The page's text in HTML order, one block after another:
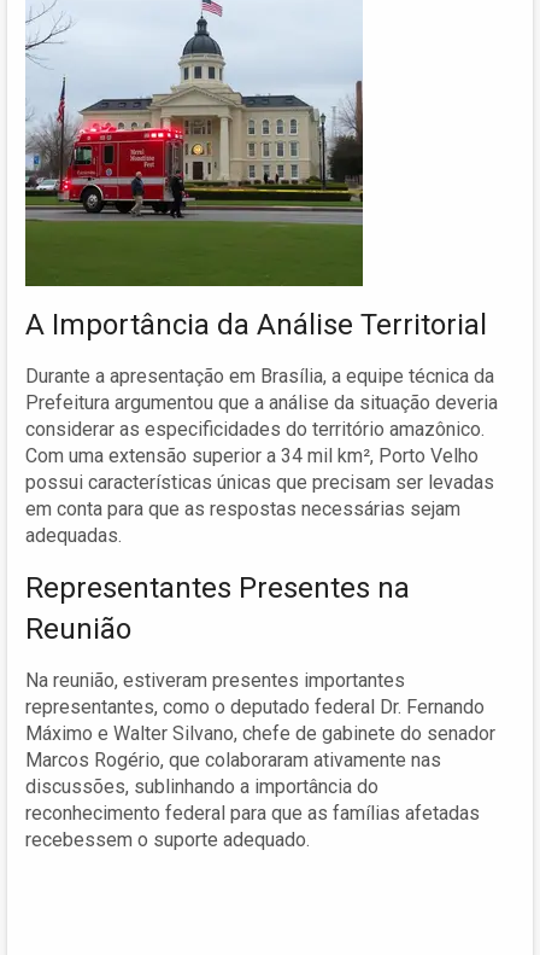
A Importância da Análise Territorial
Durante a apresentação em Brasília, a equipe técnica da
Prefeitura argumentou que a análise da situação deveria
considerar as especificidades do território amazônico.
Com uma extensão superior a 34 mil km², Porto Velho
possui características únicas que precisam ser levadas
em conta para que as respostas necessárias sejam
adequadas.
Representantes Presentes na
Reunião
Na reunião, estiveram presentes importantes
representantes, como o deputado federal Dr. Fernando
Máximo e Walter Silvano, chefe de gabinete do senador
Marcos Rogério, que colaboraram ativamente nas
discussões, sublinhando a importância do
reconhecimento federal para que as famílias afetadas
recebessem o suporte adequado.